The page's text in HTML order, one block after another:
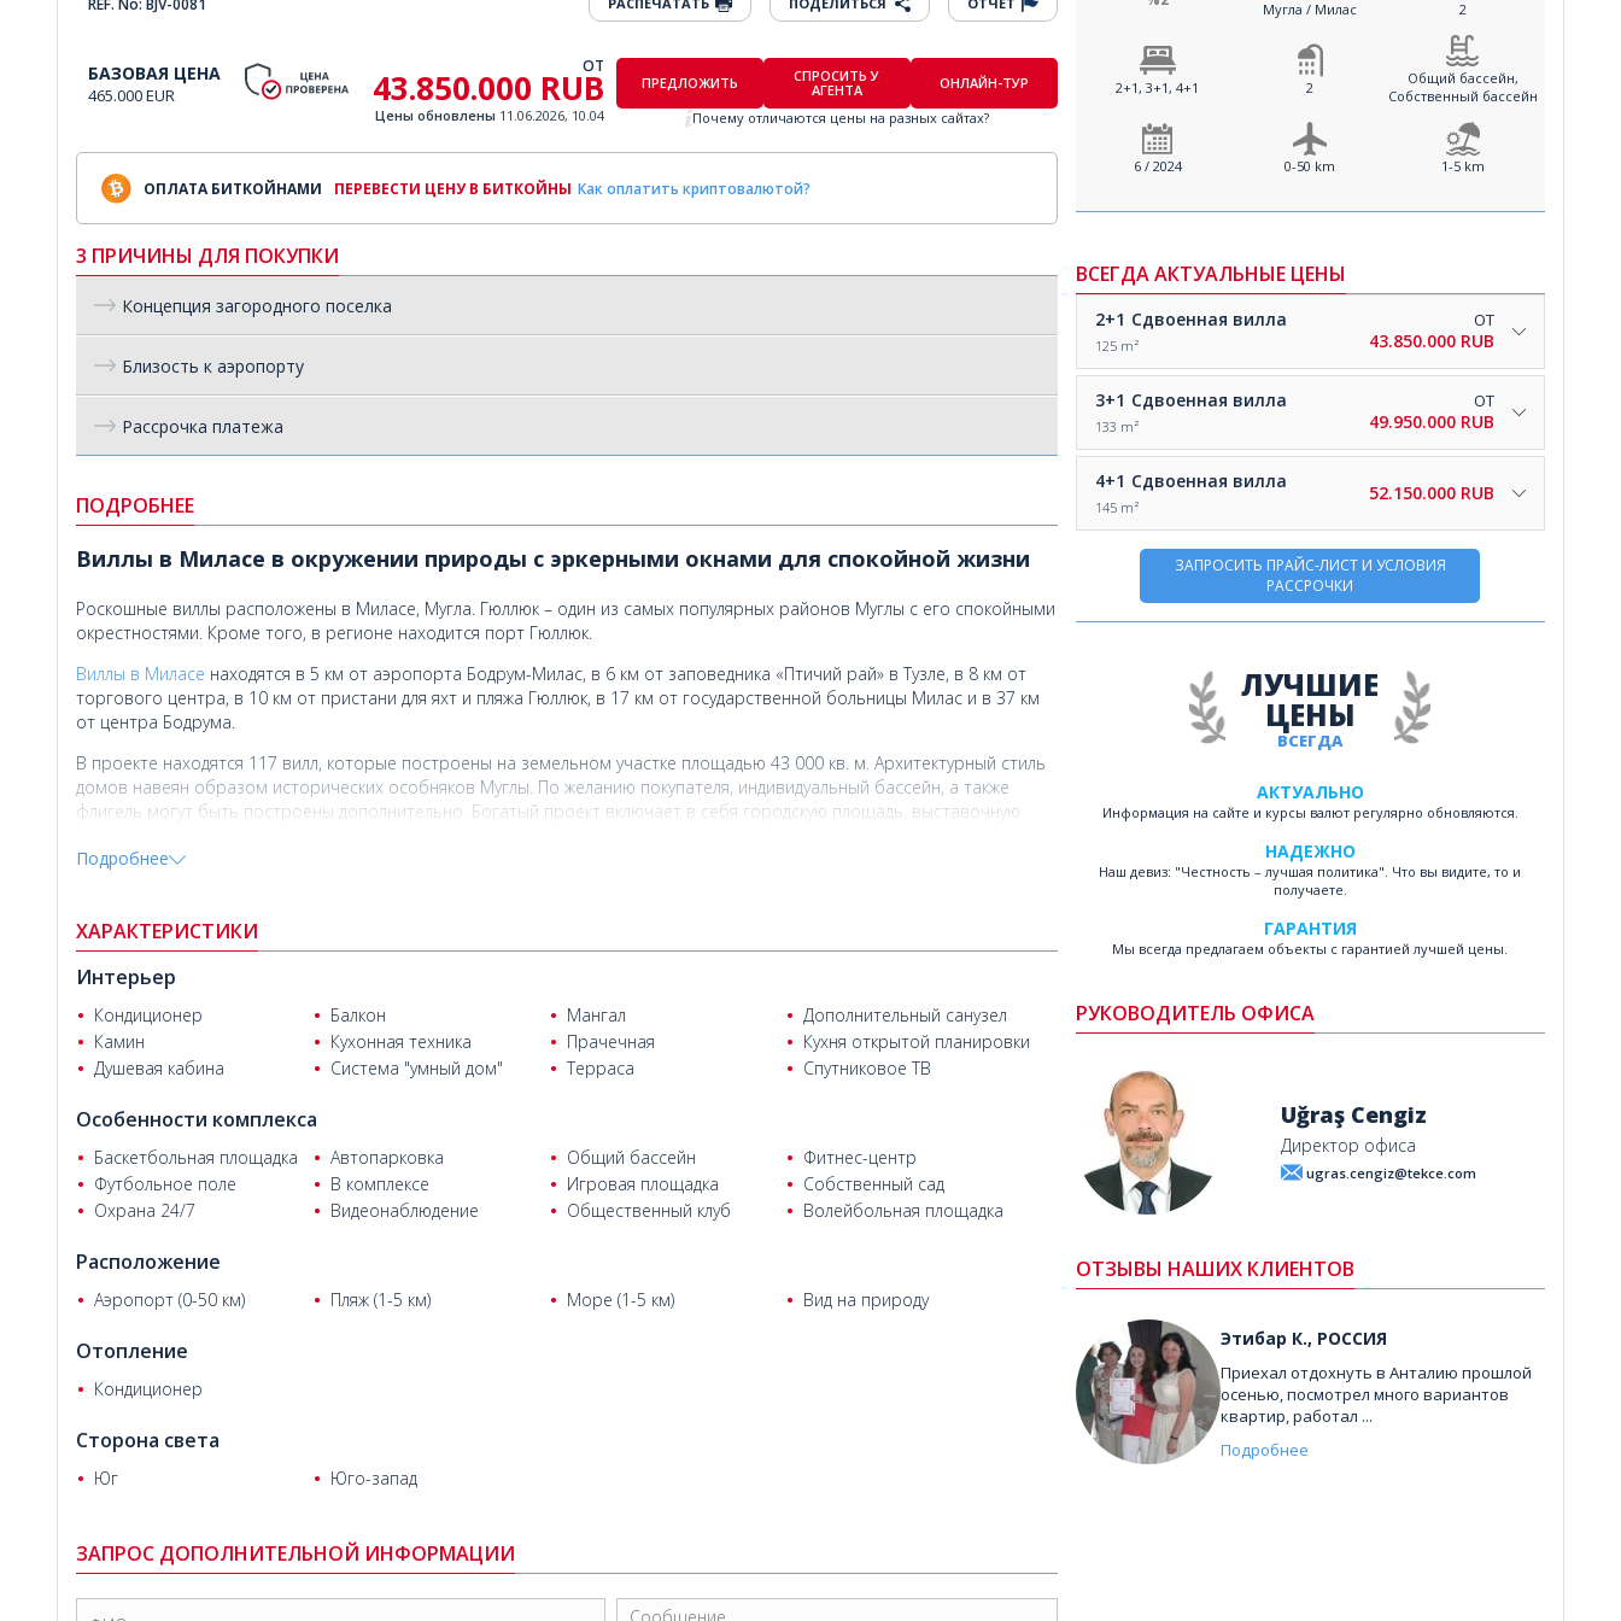
БАЗОВАЯ ЦЕНА
465.000 EUR
ОТ
43.850.000 RUB
Цены обновлены 11.06.2026, 10.04
ПРЕДЛОЖИТЬ
СПРОСИТЬ У
АГЕНТА
ОНЛАЙН-ТУР
Почему отличаются цены на разных сайтах?
ОПЛАТА БИТКОЙНАМИ ПЕРЕВЕСТИ ЦЕНУ В БИТКОЙНЫ Как оплатить криптовалютой?
Мугла / Милас 2
2+1, 3+1, 4+1 2
Общий бассейн,
Собственный бассейн
6 / 2024 0-50 km 1-5 km
ВСЕГДА АКТУАЛЬНЫЕ ЦЕНЫ
2+1 Сдвоенная вилла
125 m²
ОТ
43.850.000 RUB
3+1 Сдвоенная вилла
133 m²
ОТ
49.950.000 RUB
4+1 Сдвоенная вилла
145 m²
52.150.000 RUB
ЗАПРОСИТЬ ПРАЙС-ЛИСТ И УСЛОВИЯ
РАССРОЧКИ
3 ПРИЧИНЫ ДЛЯ ПОКУПКИ
Концепция загородного поселка
Близость к аэропорту
Рассрочка платежа
ПОДРОБНЕЕ
Виллы в Миласе в окружении природы с эркерными окнами для спокойной жизни
Роскошные виллы расположены в Миласе, Мугла. Гюллюк – один из самых популярных районов Муглы с его спокойными
окрестностями. Кроме того, в регионе находится порт Гюллюк.
Виллы в Миласе находятся в 5 км от аэропорта Бодрум-Милас, в 6 км от заповедника «Птичий рай» в Тузле, в 8 км от
торгового центра, в 10 км от пристани для яхт и пляжа Гюллюк, в 17 км от государственной больницы Милас и в 37 км
от центра Бодрума.
В проекте находятся 117 вилл, которые построены на земельном участке площадью 43 000 кв. м. Архитектурный стиль
домов навеян образом исторических особняков Муглы. По желанию покупателя, индивидуальный бассейн, а также
флигель могут быть построены дополнительно. Богатый проект включает в себя городскую площадь, выставочную
дорожки, птицеферму и маслобойню.
ванных комнат, камина, балкона и террасы.
Подробнее
ХАРАКТЕРИСТИКИ
Интерьер
Кондиционер Балкон Мангал
Дополнительный санузел
Камин
Кухонная техника Прачечная
Кухня открытой планировки
Душевая кабина
Система "умный дом" Терраса Спутниковое ТВ
Особенности комплекса
Баскетбольная площадка Автопарковка Общий бассейн
Фитнес-центр
Футбольное поле
В комплексе Игровая площадка
Собственный сад
Охрана 24/7
Видеонаблюдение Общественный клуб Волейбольная площадка
Расположение
Аэропорт (0-50 км) Пляж (1-5 км) Море (1-5 км) Вид на природу
Отопление
Кондиционер
Сторона света
Юг Юго-запад
ВСЕГДА
ЛУЧШИЕ
ЦЕНЫ
АКТУАЛЬНО
Информация на сайте и курсы валют регулярно обновляются.
НАДЕЖНО
Наш девиз: "Честность – лучшая политика". Что вы видите, то и
получаете.
ГАРАНТИЯ
Мы всегда предлагаем объекты с гарантией лучшей цены.
РУКОВОДИТЕЛЬ ОФИСА
Uğraş Cengiz
Директор офиса
ugras.cengiz@tekce.com
ОТЗЫВЫ НАШИХ КЛИЕНТОВ
Этибар К., РОССИЯ
Приехал отдохнуть в Анталию прошлой
осенью, посмотрел много вариантов
квартир, работал ...
Подробнее
ЗАПРОС ДОПОЛНИТЕЛЬНОЙ ИНФОРМАЦИИ